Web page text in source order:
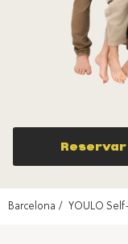
Reservar
Barcelona YOULO